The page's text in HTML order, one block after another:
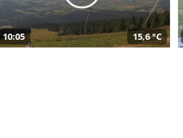
10:05 15,6 °C